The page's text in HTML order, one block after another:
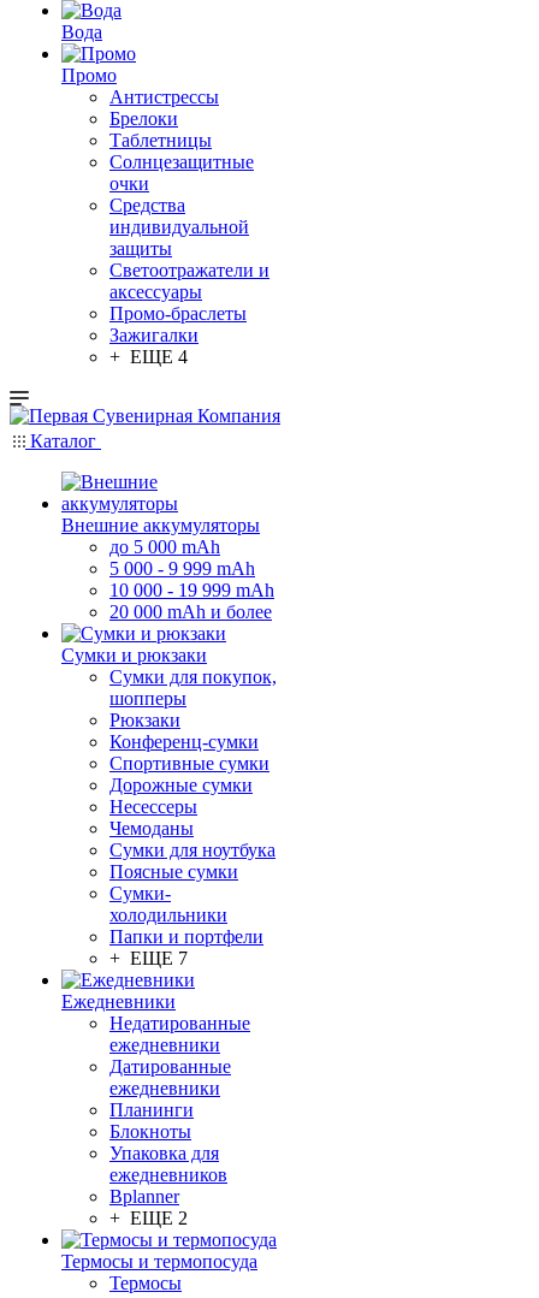
Вода
Промо
Антистрессы
Брелоки
Таблетницы
Солнцезащитные
очки
Средства
индивидуальной
защиты
Светоотражатели и
аксессуары
Промо-браслеты
Зажигалки
+ ЕЩЕ 4
Каталог
Внешние аккумуляторы
до 5 000 mAh
5 000 - 9 999 mAh
10 000 - 19 999 mAh
20 000 mAh и более
Сумки и рюкзаки
Сумки для покупок,
шопперы
Рюкзаки
Конференц-сумки
Спортивные сумки
Дорожные сумки
Несессеры
Чемоданы
Сумки для ноутбука
Поясные сумки
Сумки-
холодильники
Папки и портфели
+ ЕЩЕ 7
Ежедневники
Недатированные
ежедневники
Датированные
ежедневники
Планинги
Блокноты
Упаковка для
ежедневников
Bplanner
+ ЕЩЕ 2
Термосы и термопосуда
Термосы